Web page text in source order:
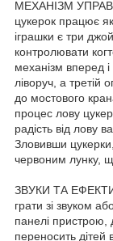
МЕХАНІЗМ
цукерок працює
іграшки є три
контролювати
механізм вперед
ліворуч, а третій
до мостового
процес лову
радість від лову
Зловивши
червоним лунку,
ЗВУКИ ТА ЕФЕКТИ
грати зі звуком
панелі пристрою,
переносить